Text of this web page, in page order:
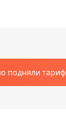
подняли